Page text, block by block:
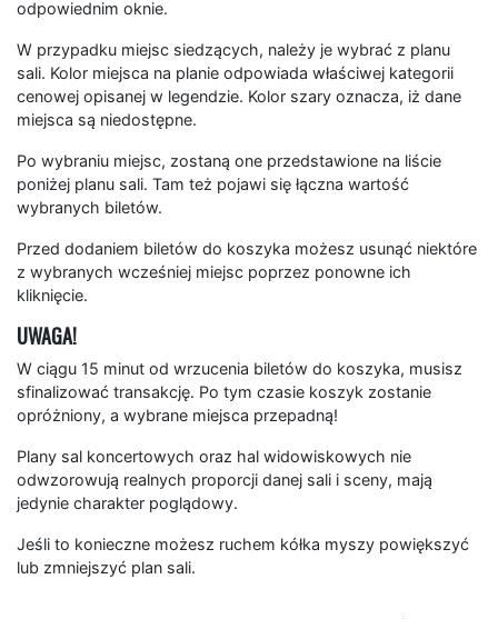
odpowiednim oknie.
W przypadku miejsc siedzących, należy je wybrać z planu
sali. Kolor miejsca na planie odpowiada właściwej kategorii
cenowej opisanej w legendzie. Kolor szary oznacza, iż dane
miejsca są niedostępne.
Po wybraniu miejsc, zostaną one przedstawione na liście
poniżej planu sali. Tam też pojawi się łączna wartość
wybranych biletów.
Przed dodaniem biletów do koszyka możesz usunąć niektóre
z wybranych wcześniej miejsc poprzez ponowne ich
kliknięcie.
UWAGA!
W ciągu 15 minut od wrzucenia biletów do koszyka, musisz
sfinalizować transakcję. Po tym czasie koszyk zostanie
opróżniony, a wybrane miejsca przepadną!
Plany sal koncertowych oraz hal widowiskowych nie
odwzorowują realnych proporcji danej sali i sceny, mają
jedynie charakter poglądowy.
Jeśli to konieczne możesz ruchem kółka myszy powiększyć
lub zmniejszyć plan sali.